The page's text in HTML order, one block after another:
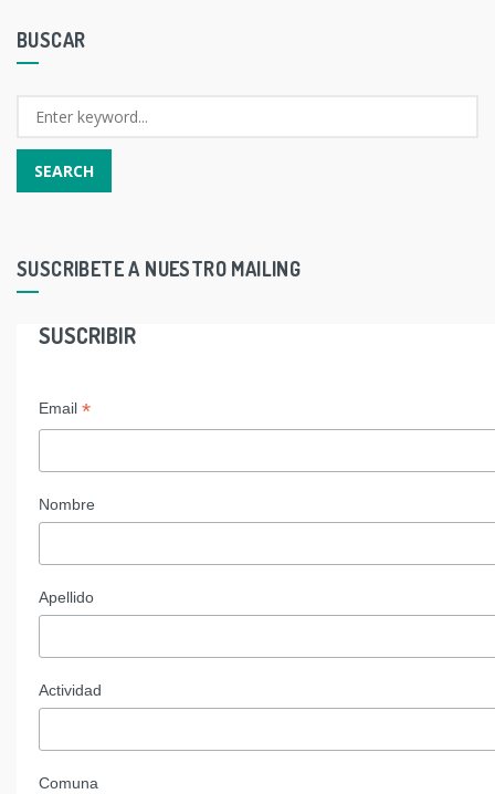
BUSCAR
SUSCRIBETE A NUESTRO MAILING
SUSCRIBIR
Email *
Nombre
Apellido
Actividad
Comuna